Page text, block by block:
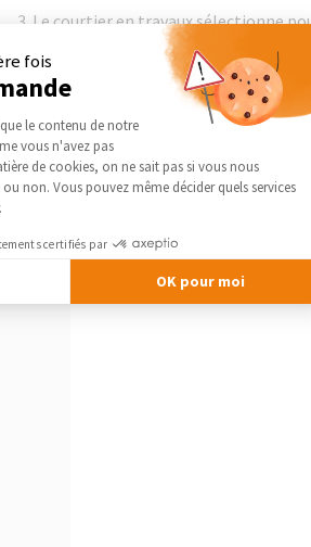
Le courtier en travaux sélectionne
décorateur de son réseau qui
Architectes et courtiers en travaux
réaliser votre projet au meilleur
fois
du Consentement
le contenu de notre
vous n'avez pas
de cookies, on ne sait pas si vous nous
non. Vous pouvez même décider quels services
certifiés par
OK pour moi
Axeptio consent